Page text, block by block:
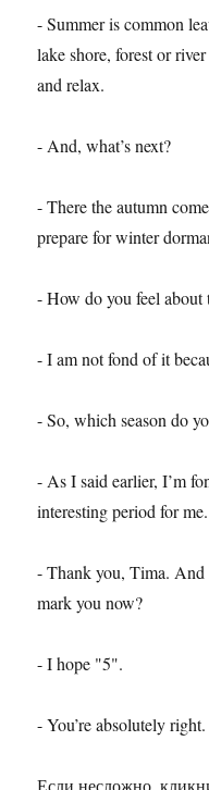
- Summer is common
lake shore, forest or
and relax.
- And, what’s next?
- There the autumn
prepare for winter
- How do you feel about
- I am not fond of it
- So, which season do
- As I said earlier, I’m
interesting period for me.
- Thank you, Tima.
mark you now?
- I hope "5".
- You’re absolutely
Если несложно,